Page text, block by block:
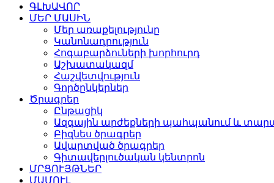
ԳԼԽԱՎՈՐ
ՄԵՐ ՄԱՍԻՆ
Մեր առաքելությունը
Կանոնադրություն
Հոգաբարձուների խորհուրդ
Աշխատակազմ
Հաշվետվություն
Գործընկերներ
Ծրագրեր
Ընթացիկ
Ազգային արժեքների պահպանում և
Բիզնես ծրագրեր
Ավարտված ծրագրեր
Գիտավերլուծական կենտրոն
ՄՐՑՈՒՅԹՆԵՐ
ՄԱՄՈՒԼ